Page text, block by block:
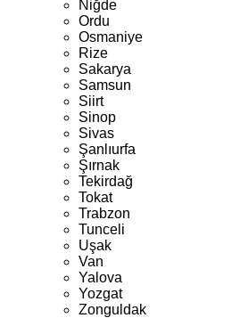
Niğde
Ordu
Osmaniye
Rize
Sakarya
Samsun
Siirt
Sinop
Sivas
Şanlıurfa
Şırnak
Tekirdağ
Tokat
Trabzon
Tunceli
Uşak
Van
Yalova
Yozgat
Zonguldak